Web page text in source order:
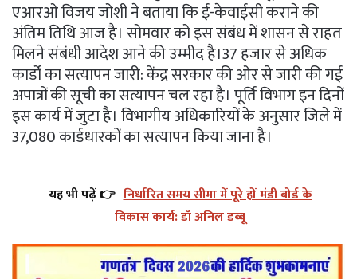
एआरओ विजय जोशी ने बताया कि ई-केवाईसी कराने की
अंतिम तिथि आज है। सोमवार को इस संबंध में शासन से राहत
मिलने संबंधी आदेश आने की उम्मीद है।37 हजार से अधिक
कार्डों का सत्यापन जारी: केंद्र सरकार की ओर से जारी की गई
अपात्रों की सूची का सत्यापन चल रहा है। पूर्ति विभाग इन दिनों
इस कार्य में जुटा है। विभागीय अधिकारियों के अनुसार जिले में
37,080 कार्डधारकों का सत्यापन किया जाना है।
यह भी पढ़ें 👉 निर्धारित समय सीमा में पूरे हों मंडी बोर्ड के
विकास कार्य: डॉ अनिल डब्बू